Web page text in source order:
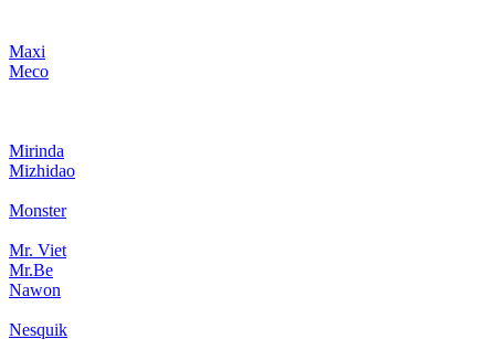
Maxi
Meco
Mirinda
Mizhidao
Monster
Mr. Viet
Mr.Be
Nawon
Nesquik